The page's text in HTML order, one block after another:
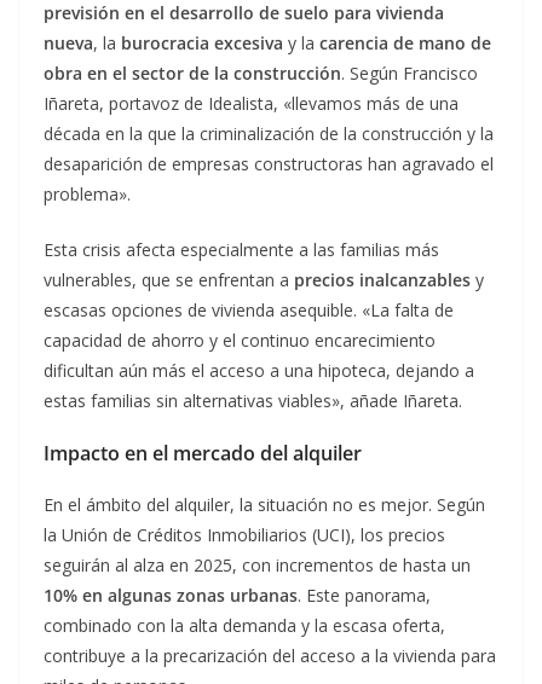
previsión en el desarrollo de suelo para vivienda
nueva, la burocracia excesiva y la carencia de mano de
obra en el sector de la construcción. Según Francisco
Iñareta, portavoz de Idealista, «llevamos más de una
década en la que la criminalización de la construcción y la
desaparición de empresas constructoras han agravado el
problema».
Esta crisis afecta especialmente a las familias más
vulnerables, que se enfrentan a precios inalcanzables y
escasas opciones de vivienda asequible. «La falta de
capacidad de ahorro y el continuo encarecimiento
dificultan aún más el acceso a una hipoteca, dejando a
estas familias sin alternativas viables», añade Iñareta.
Impacto en el mercado del alquiler
En el ámbito del alquiler, la situación no es mejor. Según
la Unión de Créditos Inmobiliarios (UCI), los precios
seguirán al alza en 2025, con incrementos de hasta un
10% en algunas zonas urbanas. Este panorama,
combinado con la alta demanda y la escasa oferta,
contribuye a la precarización del acceso a la vivienda para